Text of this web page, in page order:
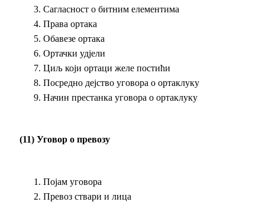
Сагласност о битним елементима
Права ортака
Обавезе ортака
Ортачки удјели
Циљ који ортаци желе постићи
Посредно дејство уговора о ортаклуку
Начин престанка уговора о ортаклуку
(11) Уговор о превозу
Појам уговора
Превоз ствари и лица